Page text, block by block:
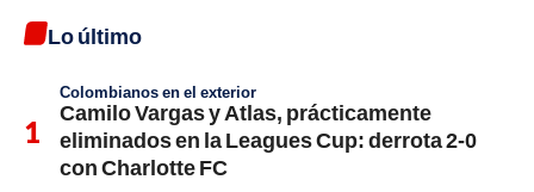
Lo último
Colombianos en el exterior
Camilo Vargas y Atlas, prácticamente
eliminados en la Leagues Cup: derrota 2-0
con Charlotte FC